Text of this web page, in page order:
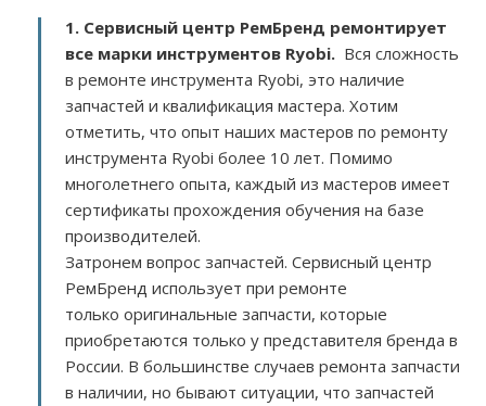
1. Сервисный центр РемБренд ремонтирует
все марки инструментов Ryobi. Вся сложность
в ремонте инструмента Ryobi, это наличие
запчастей и квалификация мастера. Хотим
отметить, что опыт наших мастеров по ремонту
инструмента Ryobi более 10 лет. Помимо
многолетнего опыта, каждый из мастеров имеет
сертификаты прохождения обучения на базе
производителей.
Затронем вопрос запчастей. Сервисный центр
РемБренд использует при ремонте
только оригинальные запчасти, которые
приобретаются только у представителя бренда в
России. В большинстве случаев ремонта запчасти
в наличии, но бывают ситуации, что запчастей